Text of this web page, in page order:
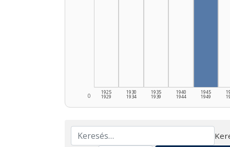
0
1925
1929
1930
1934
1935
1939
1940
1944
1945
1949